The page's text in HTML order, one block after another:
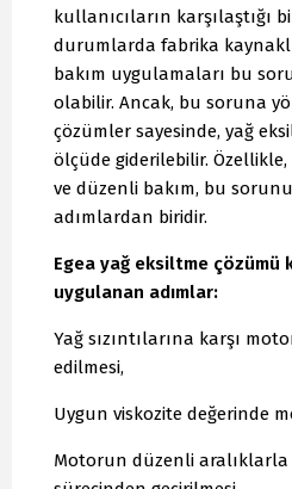
kullanıcıların karşılaştığı
durumlarda fabrika
bakım uygulamaları bu
olabilir. Ancak, bu soruna
çözümler sayesinde, yağ
ölçüde giderilebilir.
ve düzenli bakım, bu
adımlardan biridir.
Egea yağ eksiltme çözümü
uygulanan adımlar:
Yağ sızıntılarına karşı
edilmesi,
Uygun viskozite değerinde
Motorun düzenli aralıklarla